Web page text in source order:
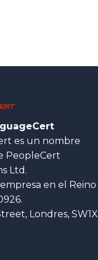
es un nombre
PeopleCert
Ltd.
en el Reino
Londres, SW1X